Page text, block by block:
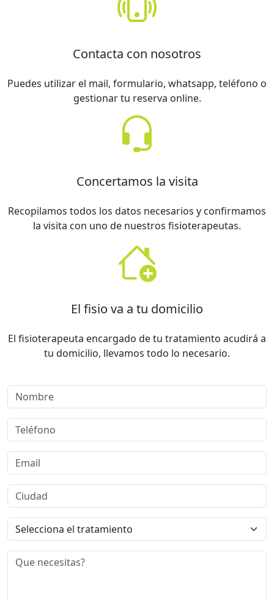
Contacta con nosotros
Puedes utilizar el mail, formulario, whatsapp, teléfono o
gestionar tu reserva online.
Concertamos la visita
Recopilamos todos los datos necesarios y confirmamos
la visita con uno de nuestros fisioterapeutas.
El fisio va a tu domicilio
El fisioterapeuta encargado de tu tratamiento acudirá a
tu domicilio, llevamos todo lo necesario.